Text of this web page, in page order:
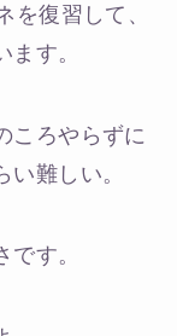
を復習して、
す。
ころやらずに
い難しい。
す。